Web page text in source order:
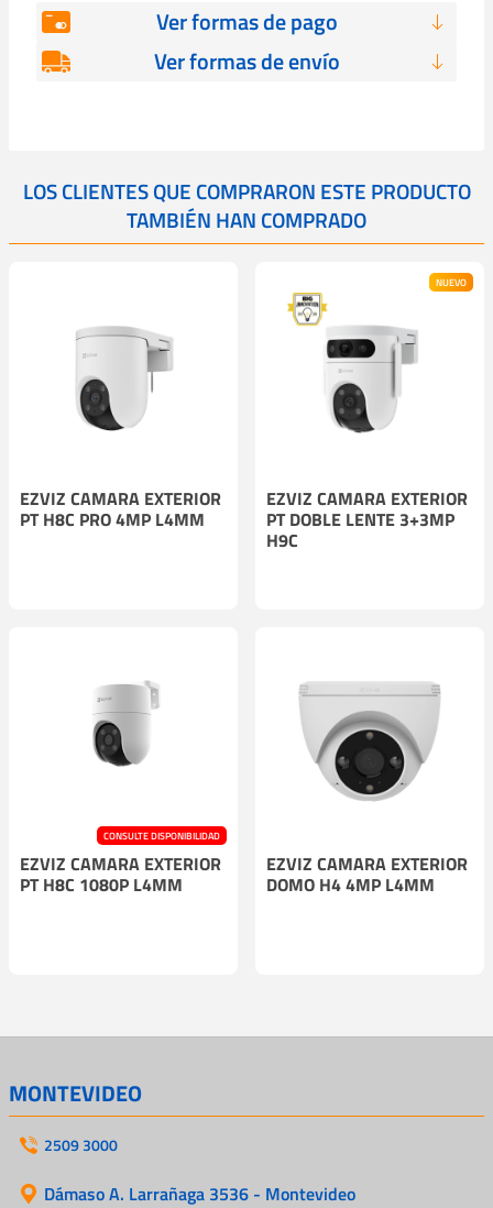
Ver formas de pago
Ver formas de envío
LOS CLIENTES QUE COMPRARON ESTE PRODUCTO
TAMBIÉN HAN COMPRADO
EZVIZ CAMARA EXTERIOR
PT H8C PRO 4MP L4MM
NUEVO
EZVIZ CAMARA EXTERIOR
PT DOBLE LENTE 3+3MP
H9C
CONSULTE DISPONIBILIDAD
EZVIZ CAMARA EXTERIOR
PT H8C 1080P L4MM
EZVIZ CAMARA EXTERIOR
DOMO H4 4MP L4MM
MONTEVIDEO
2509 3000
Dámaso A. Larrañaga 3536 - Montevideo